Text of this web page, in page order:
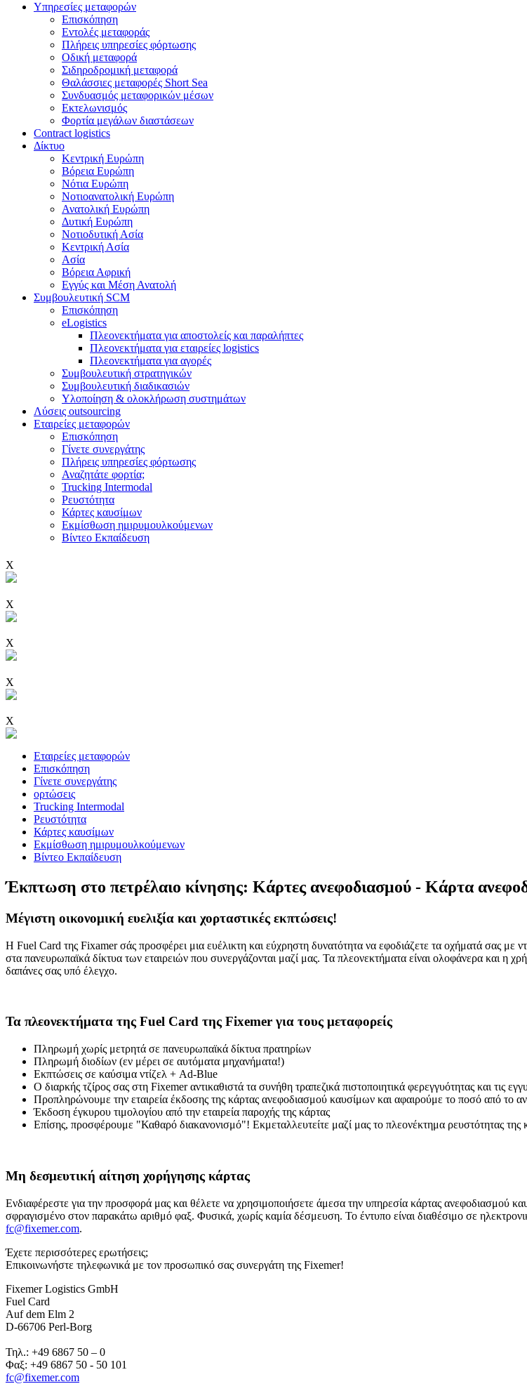
Υπηρεσίες μεταφορών
Επισκόπηση
Εντολές μεταφοράς
Πλήρεις υπηρεσίες φόρτωσης
Οδική μεταφορά
Σιδηροδρομική μεταφορά
Θαλάσσιες μεταφορές Short Sea
Συνδυασμός μεταφορικών μέσων
Εκτελωνισμός
Φορτία μεγάλων διαστάσεων
Contract logistics
Δίκτυο
Κεντρική Ευρώπη
Βόρεια Ευρώπη
Νότια Ευρώπη
Νοτιοανατολική Ευρώπη
Ανατολική Ευρώπη
Δυτική Ευρώπη
Νοτιοδυτική Ασία
Κεντρική Ασία
Ασία
Βόρεια Αφρική
Εγγύς και Μέση Ανατολή
Συμβουλευτική SCM
Επισκόπηση
eLogistics
Πλεονεκτήματα για αποστολείς και παραλήπτες
Πλεονεκτήματα για εταιρείες logistics
Πλεονεκτήματα για αγορές
Συμβουλευτική στρατηγικών
Συμβουλευτική διαδικασιών
Υλοποίηση & ολοκλήρωση συστημάτων
Λύσεις outsourcing
Εταιρείες μεταφορών
Επισκόπηση
Γίνετε συνεργάτης
Πλήρεις υπηρεσίες φόρτωσης
Αναζητάτε φορτία;
Trucking Intermodal
Ρευστότητα
Κάρτες καυσίμων
Εκμίσθωση ημιρυμουλκούμενων
Βίντεο Εκπαίδευση
X
X
X
X
X
Εταιρείες μεταφορών
Επισκόπηση
Γίνετε συνεργάτης
ορτώσεις
Trucking Intermodal
Ρευστότητα
Κάρτες καυσίμων
Εκμίσθωση ημιρυμουλκούμενων
Βίντεο Εκπαίδευση
Έκπτωση στο πετρέλαιο κίνησης: Κάρτες ανεφοδιασμού - Κάρτα
Μέγιστη οικονομική ευελιξία και χορταστικές εκπτώσεις!
Η Fuel Card της Fixamer σάς προσφέρει μια ευέλικτη και εύχρηστη δυνατότητα να εφοδιάζετε τα οχήματά σας με
στα πανευρωπαϊκά δίκτυα των εταιρειών που συνεργάζονται μαζί μας. Τα πλεονεκτήματα είναι ολοφάνερα και η
δαπάνες σας υπό έλεγχο.
Τα πλεονεκτήματα της Fuel Card της Fixemer για τους μεταφορείς
Πληρωμή χωρίς μετρητά σε πανευρωπαϊκά δίκτυα πρατηρίων
Πληρωμή διοδίων (εν μέρει σε αυτόματα μηχανήματα!)
Εκπτώσεις σε καύσιμα ντίζελ + Ad-Blue
Ο διαρκής τζίρος σας στη Fixemer αντικαθιστά τα συνήθη τραπεζικά πιστοποιητικά φερεγγυότητας και τις
Προπληρώνουμε την εταιρεία έκδοσης της κάρτας ανεφοδιασμού καυσίμων και αφαιρούμε το ποσό από το
Έκδοση έγκυρου τιμολογίου από την εταιρεία παροχής της κάρτας
Επίσης, προσφέρουμε "Καθαρό διακανονισμό"! Εκμεταλλευτείτε μαζί μας το πλεονέκτημα ρευστότητας
Μη δεσμευτική αίτηση χορήγησης κάρτας
Ενδιαφέρεστε για την προσφορά μας και θέλετε να χρησιμοποιήσετε άμεσα την υπηρεσία κάρτας ανεφοδιασμού
σφραγισμένο στον παρακάτω αριθμό φαξ. Φυσικά, χωρίς καμία δέσμευση. Το έντυπο είναι διαθέσιμο σε
fc@fixemer.com.
Έχετε περισσότερες ερωτήσεις;
Επικοινωνήστε τηλεφωνικά με τον προσωπικό σας συνεργάτη της Fixemer!
Fixemer Logistics GmbH
Fuel Card
Auf dem Elm 2
D-66706 Perl-Borg
Τηλ.: +49 6867 50 – 0
Φαξ: +49 6867 50 - 50 101
fc@fixemer.com